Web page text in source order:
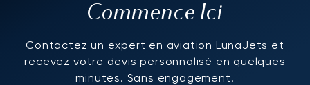
Commence Ici
Contactez un expert en aviation LunaJets et
recevez votre devis personnalisé en quelques
minutes. Sans engagement.